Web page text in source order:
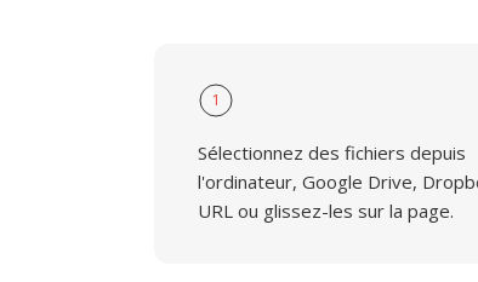
1
Sélectionnez des fichiers depuis
l'ordinateur, Google Drive,
URL ou glissez-les sur la page.